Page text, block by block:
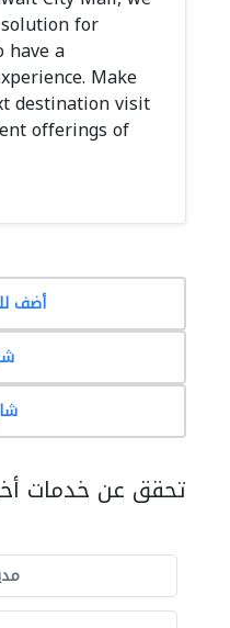
for
have a
Make
destination visit
offerings of
أضف
تحقق عن خدمات